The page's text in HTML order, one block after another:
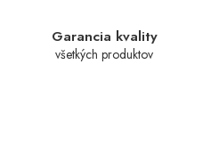
Garancia kvality
všetkých produktov